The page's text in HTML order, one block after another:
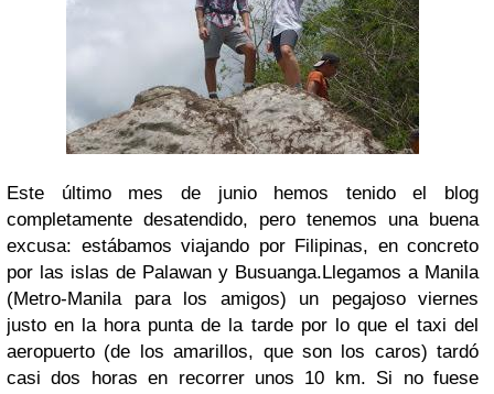
Este último mes de junio hemos tenido el blog
completamente desatendido, pero tenemos una buena
excusa: estábamos viajando por Filipinas, en concreto
por las islas de Palawan y Busuanga.Llegamos a Manila
(Metro-Manila para los amigos) un pegajoso viernes
justo en la hora punta de la tarde por lo que el taxi del
aeropuerto (de los amarillos, que son los caros) tardó
casi dos horas en recorrer unos 10 km. Si no fuese